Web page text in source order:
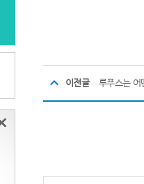
이전글 루푸스는 어